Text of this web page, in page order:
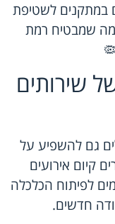
במתקנים לשטיפת
מה שמבטיח רמת
שירותים
גם להשפיע על
קיום אירועים
לפיתוח הכלכלה
חדשים.